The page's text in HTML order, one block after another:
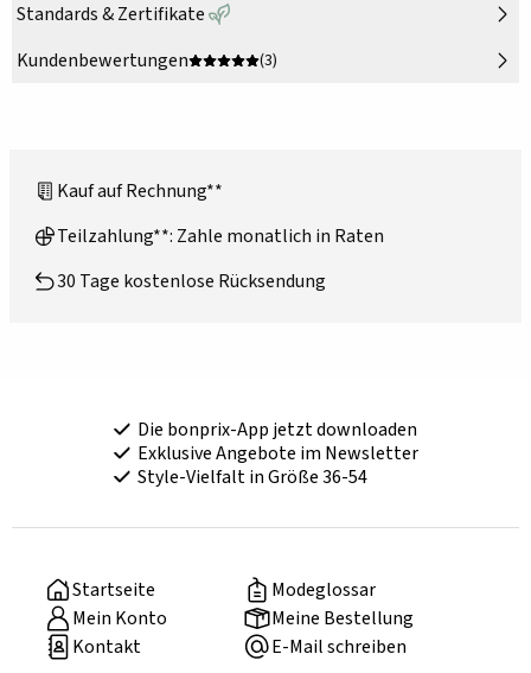
Standards & Zertifikate
Kundenbewertungen
(3)
Kauf auf Rechnung**
Teilzahlung**: Zahle monatlich in Raten
30 Tage kostenlose Rücksendung
Die bonprix-App jetzt downloaden
Exklusive Angebote im Newsletter
Style-Vielfalt in Größe 36-54
Startseite
Modeglossar
Mein Konto
Meine Bestellung
Kontakt
E-Mail schreiben